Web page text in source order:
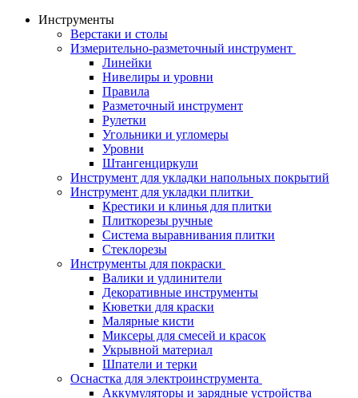
Инструменты
Верстаки и столы
Измерительно-разметочный инструмент
Линейки
Нивелиры и уровни
Правила
Разметочный инструмент
Рулетки
Угольники и угломеры
Уровни
Штангенциркули
Инструмент для укладки напольных покрытий
Инструмент для укладки плитки
Крестики и клинья для плитки
Плиткорезы ручные
Система выравнивания плитки
Стеклорезы
Инструменты для покраски
Валики и удлинители
Декоративные инструменты
Кюветки для краски
Малярные кисти
Миксеры для смесей и красок
Укрывной материал
Шпатели и терки
Оснастка для электроинструмента
Аккумуляторы и зарядные устройства